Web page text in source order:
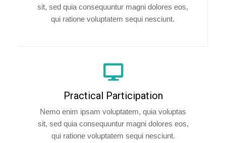
sit, sed quia consequuntur magni dolores eos,
qui ratione voluptatem sequi nesciunt.
Practical Participation
Nemo enim ipsam voluptatem, quia voluptas
sit, sed quia consequuntur magni dolores eos,
qui ratione voluptatem sequi nesciunt.